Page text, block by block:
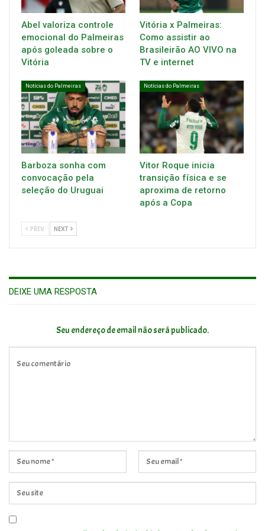
Abel valoriza controle
emocional do Palmeiras
após goleada sobre o
Vitória
Vitória x Palmeiras:
Como assistir ao
Brasileirão AO VIVO na
TV e internet
Notícias do Palmeiras
Barboza sonha com
convocação pela
seleção do Uruguai
Notícias do Palmeiras
Vitor Roque inicia
transição física e se
aproxima de retorno
após a Copa
PREV NEXT
DEIXE UMA RESPOSTA
Seu endereço de email não será publicado.